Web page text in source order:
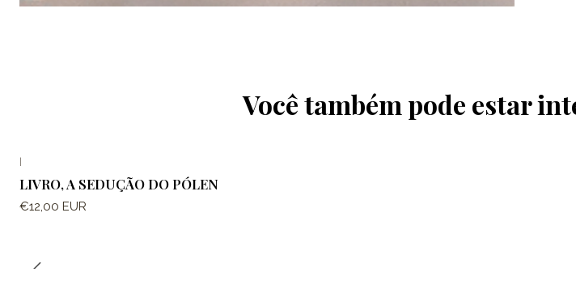
Você também pode estar
|
LIVRO, A SEDUÇÃO DO PÓLEN
€12,00 EUR